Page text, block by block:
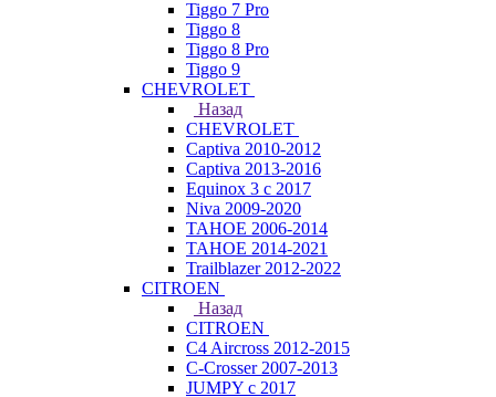
Tiggo 7 Pro
Tiggo 8
Tiggo 8 Pro
Tiggo 9
CHEVROLET
Назад
CHEVROLET
Captiva 2010-2012
Captiva 2013-2016
Equinox 3 с 2017
Niva 2009-2020
TAHOE 2006-2014
TAHOE 2014-2021
Trailblazer 2012-2022
CITROEN
Назад
CITROEN
C4 Aircross 2012-2015
C-Crosser 2007-2013
JUMPY с 2017